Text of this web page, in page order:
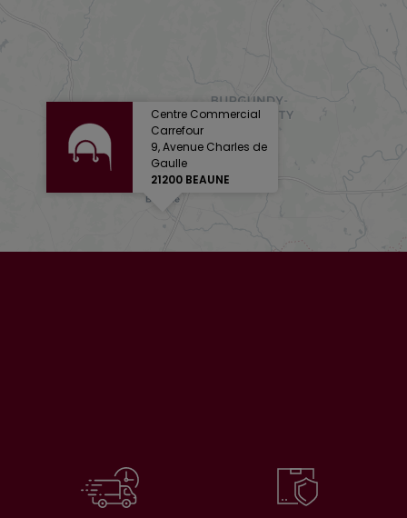
Centre Commercial
Carrefour
9, Avenue Charles de
Gaulle
21200 BEAUNE